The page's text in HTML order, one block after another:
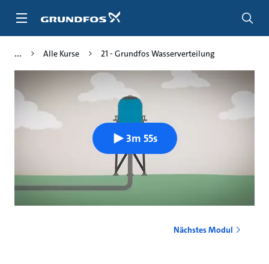
Inhalt
Alle Kurse 21 - Grundfos Wasserverteilung
3m 55s
Nächstes Modul